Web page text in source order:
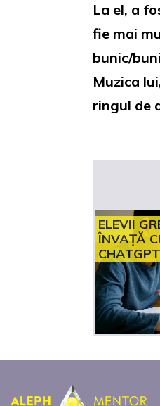
La el, a
fie mai
bunic/
Muzica
ringul de
ELEVII
ÎNVAȚĂ
CHATGPT